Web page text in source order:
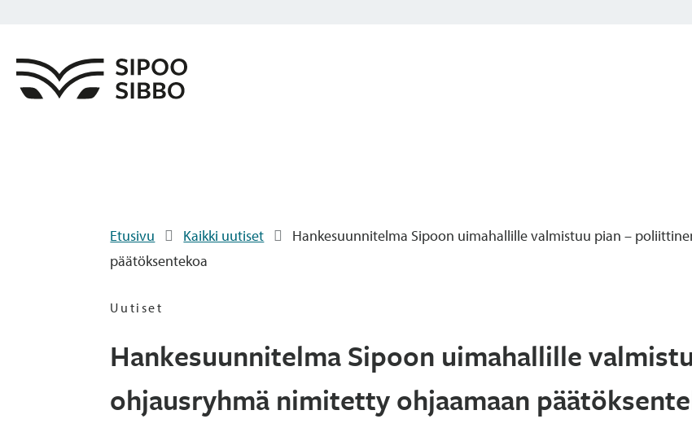
Etusivu Kaikki uutiset
Hankesuunnitelma Sipoon uimahallille valmistuu pian –
päätöksentekoa
Uutiset
Hankesuunnitelma Sipoon uimahallille
ohjausryhmä nimitetty ohjaamaan